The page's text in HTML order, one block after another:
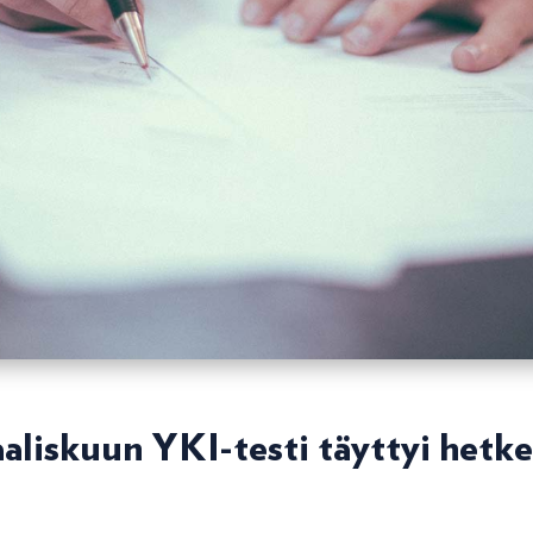
YKI-testi täyttyi